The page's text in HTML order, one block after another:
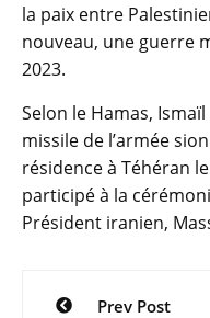
la paix entre
nouveau, une guerre
2023.
Selon le Hamas,
missile de l’armée
résidence à Téhéran
participé à la
Président iranien,
Navigation
Prev Post